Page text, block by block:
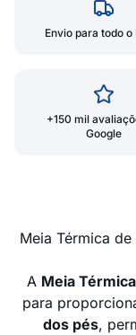
Envio para todo o
+150 mil
Google
Meia Térmica
A Meia
para
dos pés,